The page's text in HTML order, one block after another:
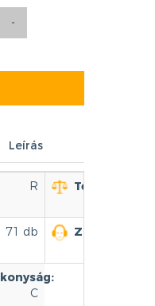
Leírás
R
71 db Zajszint
C